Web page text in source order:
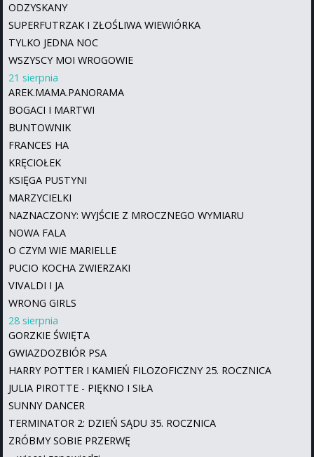
ODZYSKANY
SUPERFUTRZAK I ZŁOŚLIWA WIEWIÓRKA
TYLKO JEDNA NOC
WSZYSCY MOI WROGOWIE
21 sierpnia
AREK.MAMA.PANORAMA
BOGACI I MARTWI
BUNTOWNIK
FRANCES HA
KRĘCIOŁEK
KSIĘGA PUSTYNI
MARZYCIELKI
NAZNACZONY: WYJŚCIE Z MROCZNEGO WYMIARU
NOWA FALA
O CZYM WIE MARIELLE
PUCIO KOCHA ZWIERZAKI
VIVALDI I JA
WRONG GIRLS
28 sierpnia
GORZKIE ŚWIĘTA
GWIAZDOZBIÓR PSA
HARRY POTTER I KAMIEŃ FILOZOFICZNY 25. ROCZNICA
JULIA PIROTTE - PIĘKNO I SIŁA
SUNNY DANCER
TERMINATOR 2: DZIEŃ SĄDU 35. ROCZNICA
ZRÓBMY SOBIE PRZERWĘ